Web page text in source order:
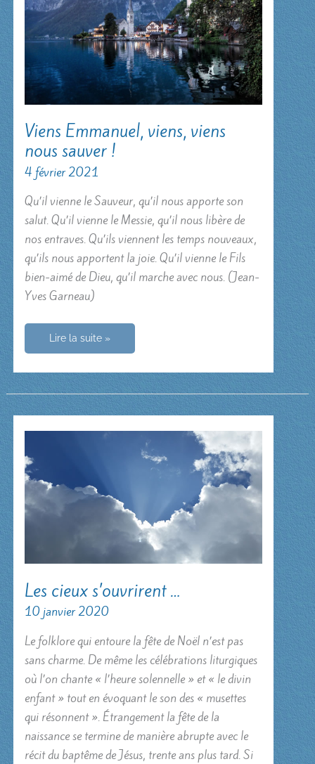
Viens Emmanuel, viens, viens
nous sauver !
4 février 2021
Qu’il vienne le Sauveur, qu’il nous apporte son
salut. Qu’il vienne le Messie, qu’il nous libère de
nos entraves. Qu’ils viennent les temps nouveaux,
qu’ils nous apportent la joie. Qu’il vienne le Fils
bien-aimé de Dieu, qu’il marche avec nous. (Jean-
Yves Garneau)
Viens
viens,
nous
sauver !
Lire la suite »
Les cieux s’ouvrirent …
10 janvier 2020
Le folklore qui entoure la fête de Noël n’est pas
sans charme. De même les célébrations liturgiques
où l’on chante « l’heure solennelle » et « le divin
enfant » tout en évoquant le son des « musettes
qui résonnent ». Étrangement la fête de la
naissance se termine de manière abrupte avec le
récit du baptême de Jésus, trente ans plus tard. Si